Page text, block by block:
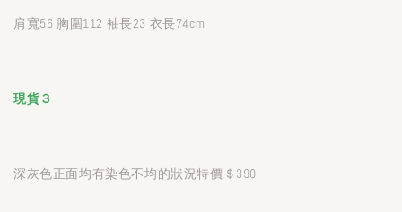
肩寬56 胸圍112 袖長23 衣長74cm
現貨３
深灰色正面均有染色不均的狀況特價＄390